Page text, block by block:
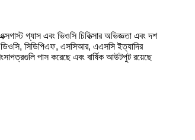
গ্যাস এবং ভিওসি চিকিত্সার অভিজ্ঞতা এবং দশ
ডিওসি, সিডিপিএফ, এসসিআর, এএসসি ইত্যাদির
পাস করেছে এবং বার্ষিক আউটপুট রয়েছে